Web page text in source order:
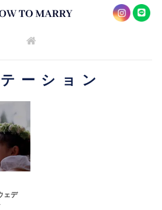
ーション
ェデ